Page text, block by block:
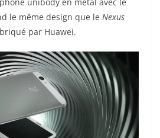
le même design que le Nexus
par Huawei.